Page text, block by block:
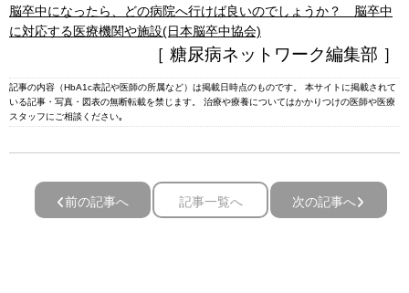
脳卒中になったら、どの病院へ行けば良いのでしょうか？ 脳卒中
に対応する医療機関や施設(日本脳卒中協会)
［ 糖尿病ネットワーク編集部 ］
記事の内容（HbA1c表記や医師の所属など）は掲載日時点のものです。 本サイトに掲載されて
いる記事・写真・図表の無断転載を禁じます。 治療や療養についてはかかりつけの医師や医療
スタッフにご相談ください｡
前の記事へ 記事一覧へ 次の記事へ